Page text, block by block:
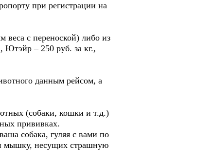
при регистрации на
веса с переноской) либо из
Ютэйр – 250 руб. за кг.,
данным рейсом, а
(собаки, кошки и т.д.)
прививках.
собака, гуляя с вами по
мышку, несущих страшную